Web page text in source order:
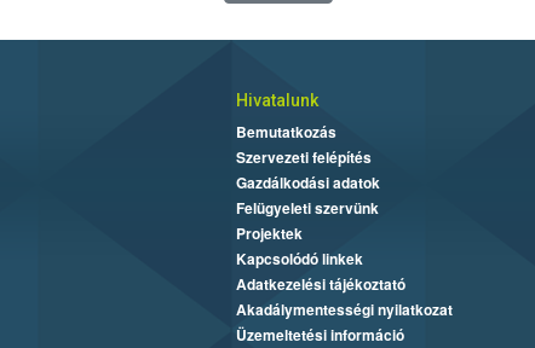
Hivatalunk
Bemutatkozás
Szervezeti felépítés
Gazdálkodási adatok
Felügyeleti szervünk
Projektek
Kapcsolódó linkek
Adatkezelési tájékoztató
Akadálymentességi nyilatkozat
Üzemeltetési információ